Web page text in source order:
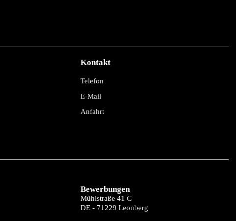
Kontakt
Telefon
E-Mail
Anfahrt
Bewerbungen
Mühlstraße 41 C
DE - 71229 Leonberg